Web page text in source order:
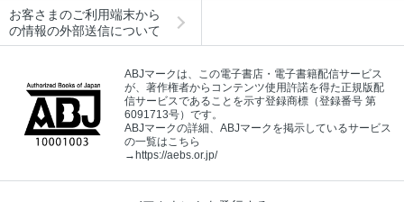
お客さまのご利用端末から
の情報の外部送信について
ABJマークは、この電子書店・電子書籍配信サービス
が、著作権者からコンテンツ使用許諾を得た正規版配
信サービスであることを示す登録商標（登録番号 第
6091713号）です。
ABJマークの詳細、ABJマークを掲示しているサービス
の一覧はこちら
→https://aebs.or.jp/